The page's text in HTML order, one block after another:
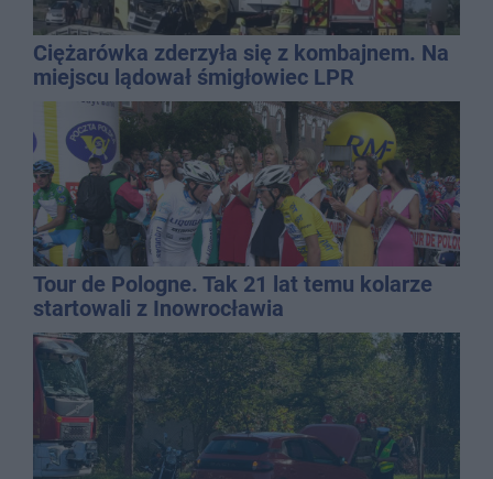
Ciężarówka zderzyła się z kombajnem. Na
miejscu lądował śmigłowiec LPR
Tour de Pologne. Tak 21 lat temu kolarze
startowali z Inowrocławia